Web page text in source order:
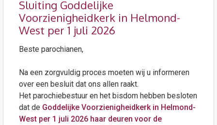
Sluiting Goddelijke
Voorzienigheidkerk in Helmond-
West per 1 juli 2026
Beste parochianen,
Na een zorgvuldig proces moeten wij u informeren
over een besluit dat ons allen raakt.
Het parochiebestuur en het bisdom hebben besloten
dat de Goddelijke Voorzienigheidkerk in Helmond-
West per 1 juli 2026 haar deuren voor de